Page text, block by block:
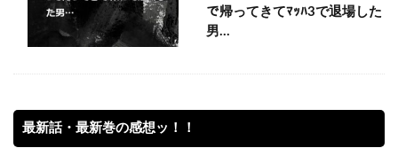
で帰ってきてﾏｯﾊ3で退場した
男…
最新話・最新巻の感想ッ！！